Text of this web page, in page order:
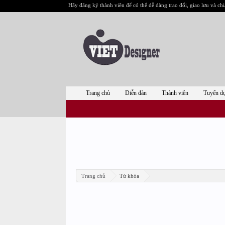
Hãy đăng ký thành viên để có thể dễ dàng trao đổi, giao lưu và
Trang chủ Từ khóa
Trang chủ Diễn đàn Thành viên Tuyển